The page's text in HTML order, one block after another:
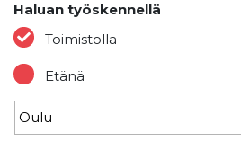
Haluan työskennellä
Toimistolla
Etänä